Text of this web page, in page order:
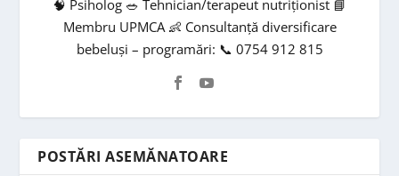
🧠 Psiholog 🥗 Tehnician/terapeut nutriționist 📘
Membru UPMCA 👶 Consultanță diversificare
bebeluși – programări: 📞 0754 912 815
POSTĂRI ASEMĂNATOARE